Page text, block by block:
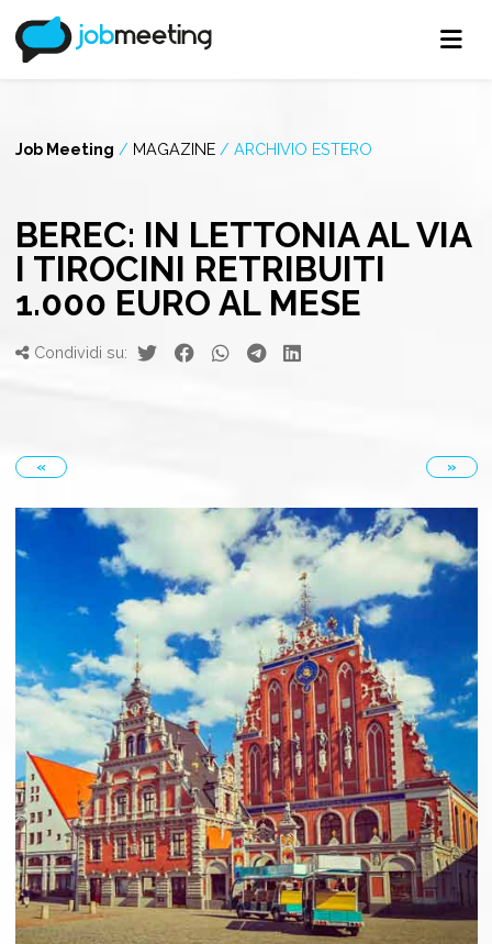
Job Meeting / MAGAZINE / ARCHIVIO ESTERO
BEREC: IN LETTONIA AL VIA
I TIROCINI RETRIBUITI
1.000 EURO AL MESE
Condividi su:
« »